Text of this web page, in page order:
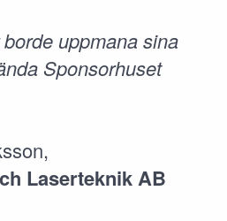
uppmana sina
Sponsorhuset
Laserteknik AB